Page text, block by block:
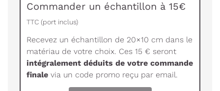
Commander un échantillon à 15€
TTC (port inclus)
Recevez un échantillon de 20×10 cm dans le
matériau de votre choix. Ces 15 € seront
intégralement déduits de votre commande
finale via un code promo reçu par email.